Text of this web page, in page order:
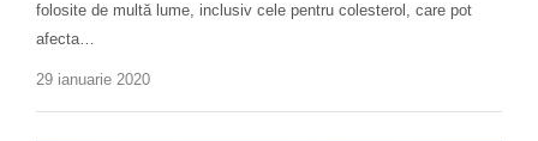
folosite de multă lume, inclusiv cele pentru colesterol, care pot
afecta…
29 ianuarie 2020